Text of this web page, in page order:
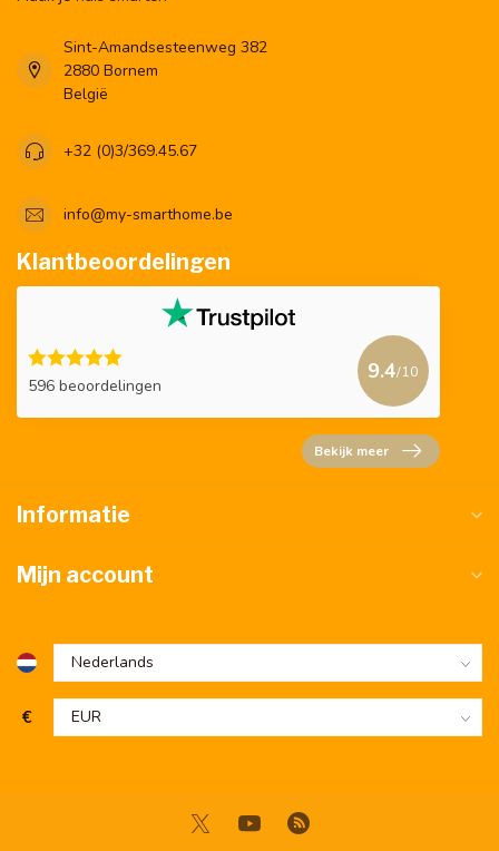
Sint-Amandsesteenweg 382
2880 Bornem
België
+32 (0)3/369.45.67
info@my-smarthome.be
Klantbeoordelingen
596 beoordelingen
9.4/10
Bekijk meer
Informatie
Mijn account
€